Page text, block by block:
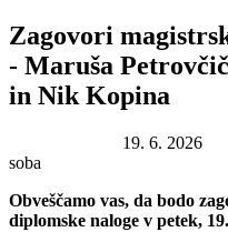
Zagovori
- Maruša
in Nik Kopina
19. 6. 2026
soba
Obveščamo vas, da bodo
diplomske naloge v petek,